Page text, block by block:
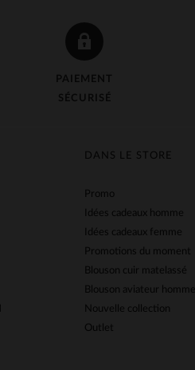
PAIEMENT
SÉCURISÉ
DANS LE STORE
Promo
Idées cadeaux homme
Idées cadeaux femme
Promotions du moment
Blouson cuir matelassé
Blouson aviateur homme
Nouvelle collection
Outlet